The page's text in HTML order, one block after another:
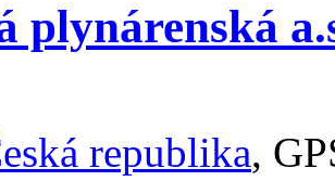
plynárenská
republika,